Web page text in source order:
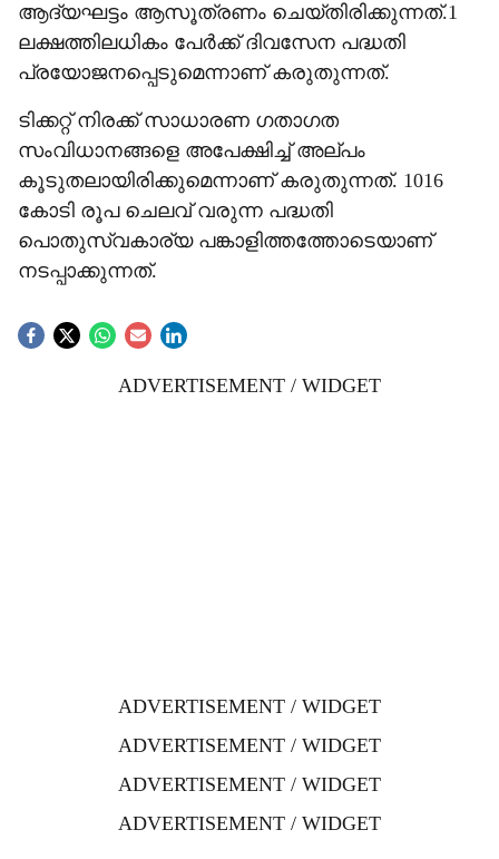
ആദ്യഘട്ടം ആസൂത്രണം ചെയ്തിരിക്കുന്നത്.1
ലക്ഷത്തിലധികം പേര്‍ക്ക് ദിവസേന പദ്ധതി
പ്രയോജനപ്പെടുമെന്നാണ് കരുതുന്നത്.
ടിക്കറ്റ് നിരക്ക് സാധാരണ ഗതാഗത
സംവിധാനങ്ങളെ അപേക്ഷിച്ച് അല്പം
കൂടുതലായിരിക്കുമെന്നാണ് കരുതുന്നത്. 1016
കോടി രൂപ ചെലവ് വരുന്ന പദ്ധതി
പൊതുസ്വകാര്യ പങ്കാളിത്തത്തോടെയാണ്
നടപ്പാക്കുന്നത്.
ADVERTISEMENT / WIDGET
ADVERTISEMENT / WIDGET
ADVERTISEMENT / WIDGET
ADVERTISEMENT / WIDGET
ADVERTISEMENT / WIDGET